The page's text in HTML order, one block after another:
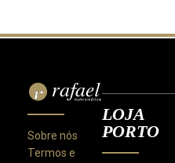
Sobre nós
Termos e
LOJA
PORTO